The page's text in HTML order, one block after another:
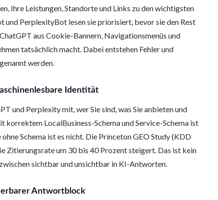
Ihre Leistungen, Standorte und Links zu den wichtigsten
und PerplexityBot lesen sie priorisiert, bevor sie den Rest
aus Cookie-Bannern, Navigationsmenüs und
tatsächlich macht. Dabei entstehen Fehler und
werden.
Identität
und Perplexity mit, wer Sie sind, was Sie anbieten und
korrektem LocalBusiness-Schema und Service-Schema ist
Schema ist es nicht. Die Princeton GEO Study (KDD
Zitierungsrate um 30 bis 40 Prozent steigert. Das ist kein
sichtbar und unsichtbar in KI-Antworten.
Antwortblock